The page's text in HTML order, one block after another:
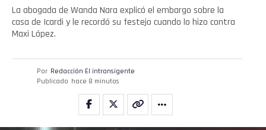
La abogada de Wanda Nara explicó el embargo sobre la
casa de Icardi y le recordó su festejo cuando lo hizo contra
Maxi López.
Por Redacción El intransigente
Publicado hace 8 minutos